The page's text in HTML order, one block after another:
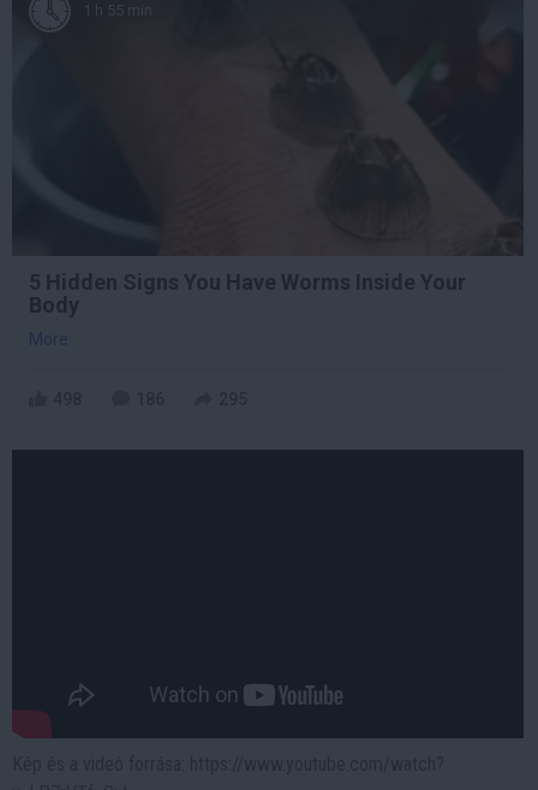
1 h 55 min
5 Hidden Signs You Have Worms Inside Your
Body
More